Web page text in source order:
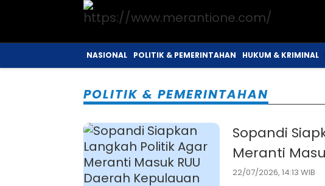
NASIONAL POLITIK & PEMERINTAHAN HUKUM & KRIMINAL
POLITIK & PEMERINTAHAN
Sopandi
Meranti
22/07/2026, 14:13 WIB